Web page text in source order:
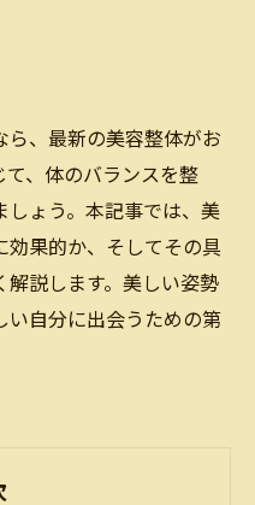
ら、最新の美容整体がお
、体のバランスを整
しょう。本記事では、美
効果的か、そしてその具
解説します。美しい姿勢
い自分に出会うための第